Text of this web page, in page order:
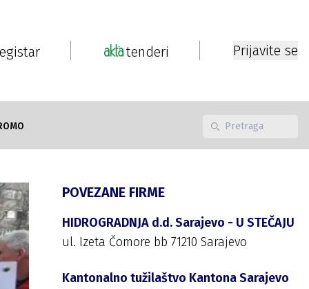
tenderi Prijavite se
POVEZANE FIRME
HIDROGRADNJA d.d. Sarajevo - U STEČAJU
ul. Izeta Čomore bb 71210 Sarajevo
Kantonalno tužilaštvo Kantona Sarajevo